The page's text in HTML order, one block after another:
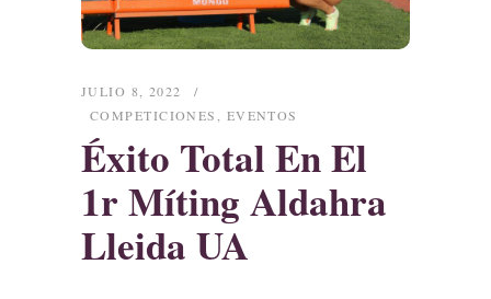
JULIO 8, 2022
COMPETICIONES
EVENTOS
Éxito Total En El
1r Míting Aldahra
Lleida UA